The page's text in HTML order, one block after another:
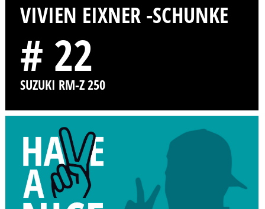
VIVIEN EIXNER -SCHUNKE
# 22
SUZUKI RM-Z 250